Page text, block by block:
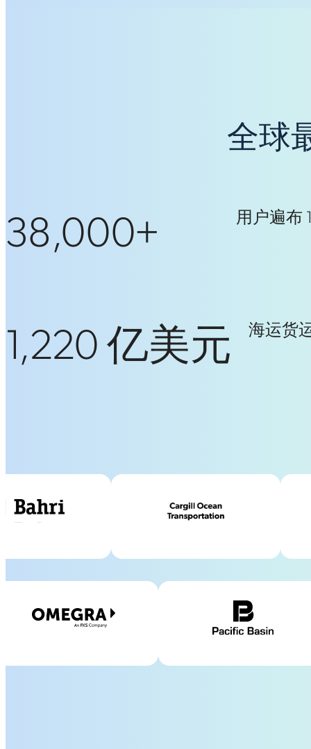
全球
38,000+ 用户遍布
1,220 亿美元 海运货